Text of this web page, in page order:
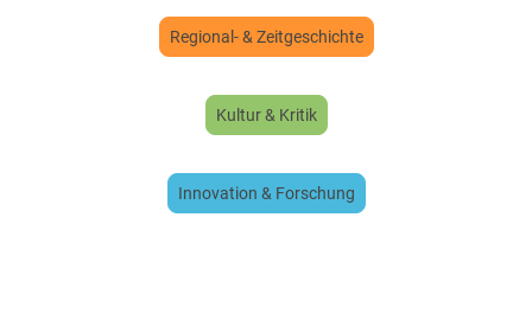
Regional- & Zeitgeschichte
Kultur & Kritik
Innovation & Forschung